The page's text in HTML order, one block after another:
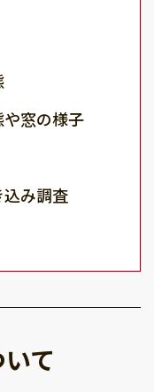
窓の様子
み調査
て